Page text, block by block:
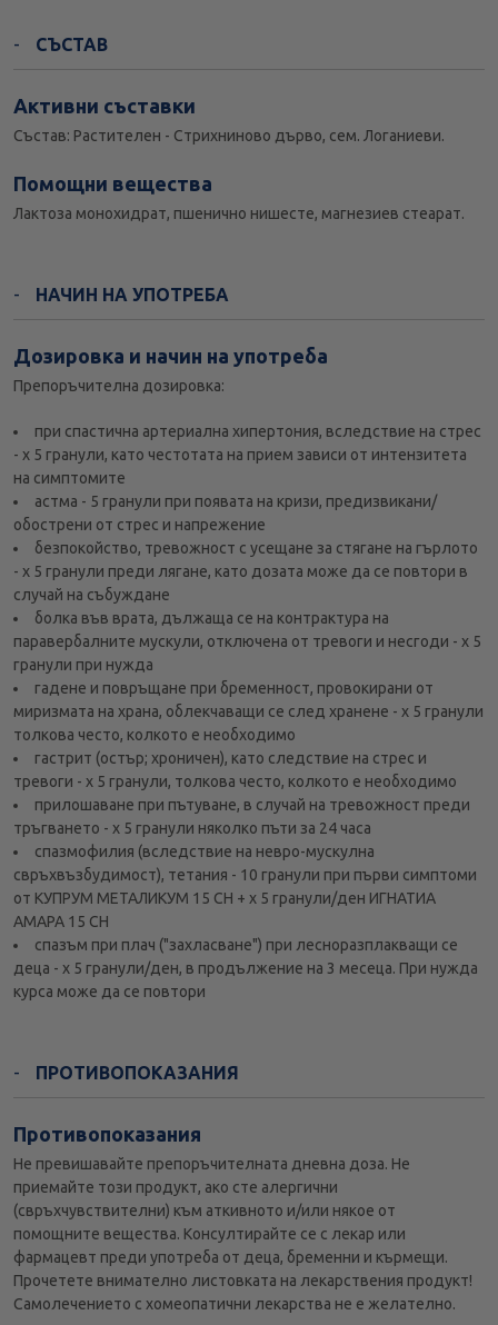
СЪСТАВ
Активни съставки
Състав: Растителен - Стрихниново дърво, сем. Логаниеви.
Помощни вещества
Лактоза монохидрат, пшенично нишесте, магнезиев стеарат.
НАЧИН НА УПОТРЕБА
Дозировка и начин на употреба
Препоръчителна дозировка:
при спастична артериална хипертония, вследствие на стрес
- х 5 гранули, като честотата на прием зависи от интензитета
на симптомите
астма - 5 гранули при появата на кризи, предизвикани/
обострени от стрес и напрежение
безпокойство, тревожност с усещане за стягане на гърлото
- х 5 гранули преди лягане, като дозата може да се повтори в
случай на събуждане
болка във врата, дължаща се на контрактура на
паравербалните мускули, отключена от тревоги и несгоди - х 5
гранули при нужда
гадене и повръщане при бременност, провокирани от
миризмата на храна, облекчаващи се след хранене - х 5 гранули
толкова често, колкото е необходимо
гастрит (остър; хроничен), като следствие на стрес и
тревоги - х 5 гранули, толкова често, колкото е необходимо
прилошаване при пътуване, в случай на тревожност преди
тръгването - х 5 гранули няколко пъти за 24 часа
спазмофилия (вследствие на невро-мускулна
свръхвъзбудимост), тетания - 10 гранули при първи симптоми
от КУПРУМ МЕТАЛИКУМ 15 СН + х 5 гранули/ден ИГНАТИА
АМАРА 15 СН
спазъм при плач ("захласване") при лесноразплакващи се
деца - х 5 гранули/ден, в продължение на 3 месеца. При нужда
курса може да се повтори
ПРОТИВОПОКАЗАНИЯ
Противопоказания
Не превишавайте препоръчителната дневна доза. Не
приемайте този продукт, ако сте алергични
(свръхчувствителни) към аткивното и/или някое от
помощните вещества. Консултирайте се с лекар или
фармацевт преди употреба от деца, бременни и кърмещи.
Прочетете внимателно листовката на лекарствения продукт!
Самолечението с хомеопатични лекарства не е желателно.